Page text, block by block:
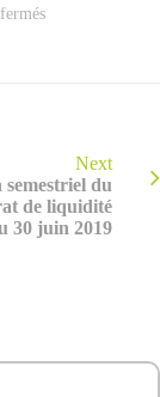
sur
Next
semestriel du
de liquidité
30 juin 2019